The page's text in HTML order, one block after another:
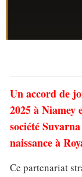
Un accord de
2025 à Niamey
société
naissance à
Ce partenariat